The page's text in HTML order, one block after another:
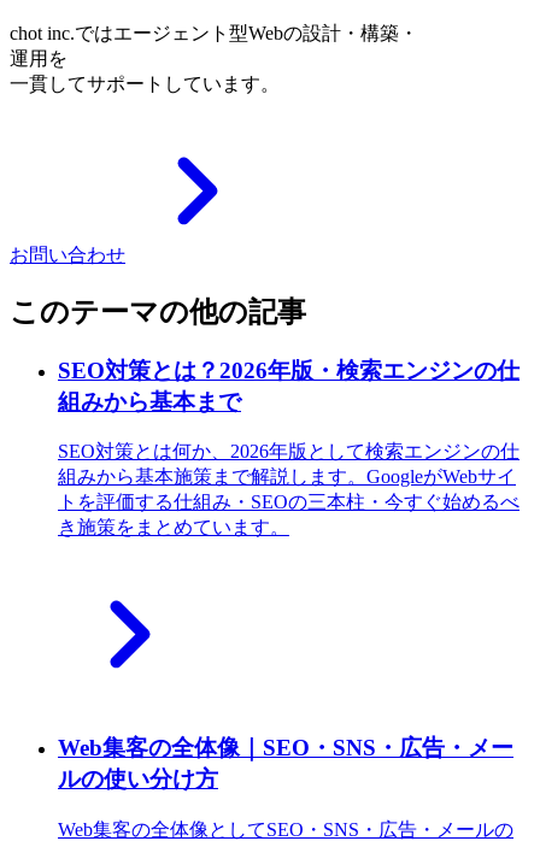
chot inc.ではエージェント型Webの設計・構築・
運用を
一貫してサポートしています。
お問い合わせ
このテーマの他の記事
SEO対策とは？2026年版・検索エンジンの仕
組みから基本まで
SEO対策とは何か、2026年版として検索エンジンの仕
組みから基本施策まで解説します。GoogleがWebサイ
トを評価する仕組み・SEOの三本柱・今すぐ始めるべ
き施策をまとめています。
Web集客の全体像｜SEO・SNS・広告・メー
ルの使い分け方
Web集客の全体像としてSEO・SNS・広告・メールの